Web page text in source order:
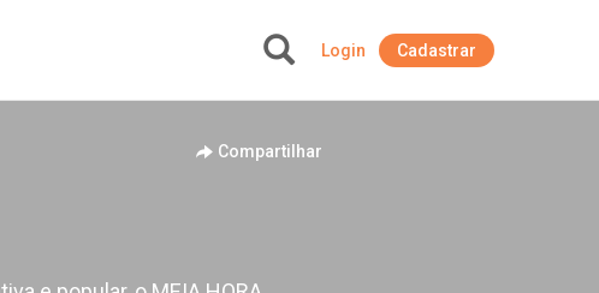
Login Cadastrar
Compartilhar